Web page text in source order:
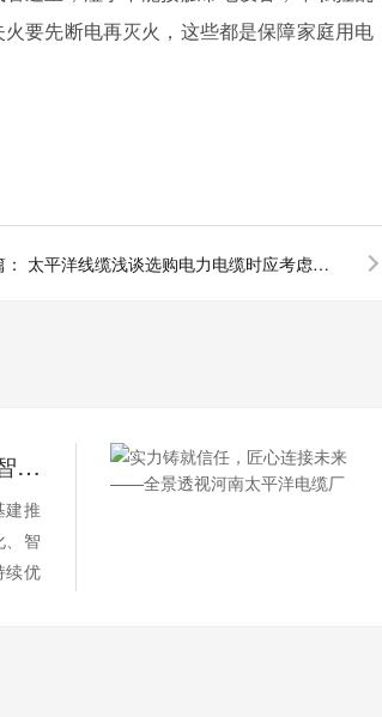
要先断电再灭火，这些都是保障家庭用电
太平洋线缆浅谈选购电力电缆时应考虑的因素
2026 电缆行业动态：绿色、智能、高端化加速演进
建推
、智
续优